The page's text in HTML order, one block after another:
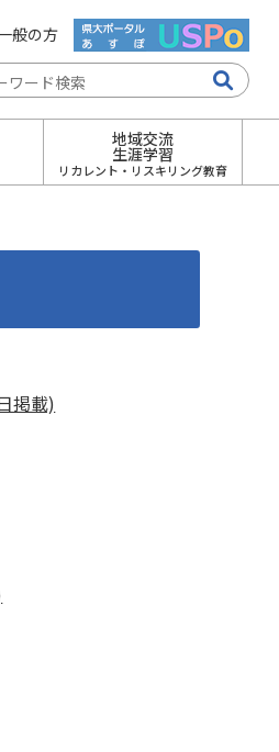
般の方
地域交流
生涯学習
リカレント・リスキリング教育
掲載)